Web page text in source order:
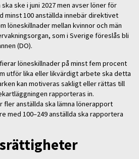
ske i juni 2027 men avser löner för
minst 100 anställda innebär direktivet
löneskillnader mellan kvinnor och män
som i Sverige föreslås bli
(DO).
löneskillnader på minst fem procent
utför lika eller likvärdigt arbete ska detta
kan motiveras sakligt eller rättas till
rapporteras in.
fler anställda ska lämna lönerapport
med 100–249 anställda ska rapportera